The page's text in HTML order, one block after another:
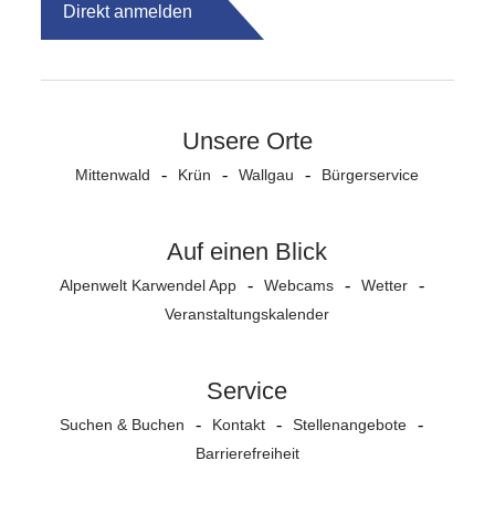
Direkt anmelden
Unsere Orte
Mittenwald Krün Wallgau Bürgerservice
Auf einen Blick
Alpenwelt Karwendel App Webcams
Wetter
Veranstaltungs­kalender
Service
Suchen & Buchen Kontakt
Stellenangebote
Barrierefreiheit